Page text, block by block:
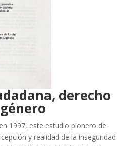
derecho
1997, este estudio pionero de
y realidad de la inseguridad